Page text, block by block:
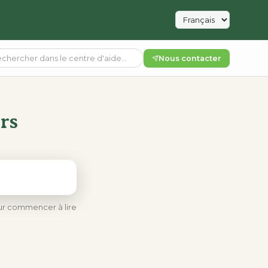
Nous contacter
commencer à lire